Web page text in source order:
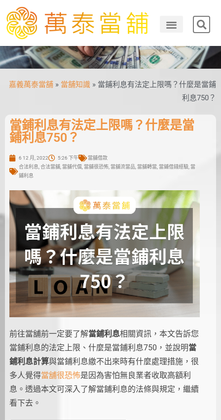
嘉義萬泰當舖 » 當舖知識 » 當鋪利息有法定上限嗎？什麼是當鋪
利息750？
當鋪利息有法定上限嗎？什麼是當
鋪利息750？
6 12 月, 2022 5:26 下午
當舖借款
合法利息 合法當舖, 當舖代償, 當舖很恐怖, 當舖流當品, 當舖轉當, 當鋪借錢經驗, 當
鋪利息
前往當舖前一定要了解當鋪利息相關資訊，本文告訴您
當鋪利息的法定上限、什麼是當鋪利息750，並說明當
鋪利息計算與當鋪利息繳不出來時有什麼處理措施，很
多人覺得當舖很恐怖是因為害怕無良業者收取高額利
息。透過本文可深入了解當鋪利息的法條與規定，繼續
看下去。